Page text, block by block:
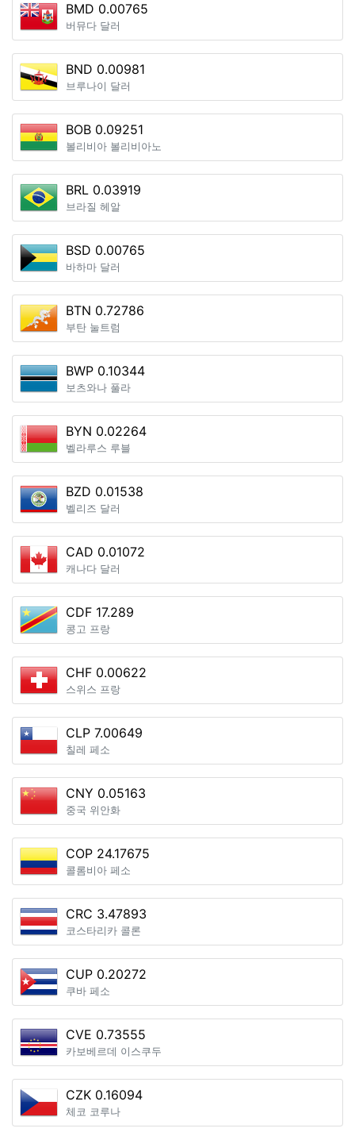
BMD 0.00765
버뮤다 달러
BND 0.00981
브루나이 달러
BOB 0.09251
볼리비아 볼리비아노
BRL 0.03919
브라질 헤알
BSD 0.00765
바하마 달러
BTN 0.72786
부탄 눌트럼
BWP 0.10344
보츠와나 풀라
BYN 0.02264
벨라루스 루블
BZD 0.01538
벨리즈 달러
CAD 0.01072
캐나다 달러
CDF 17.289
콩고 프랑
CHF 0.00622
스위스 프랑
CLP 7.00649
칠레 페소
CNY 0.05163
중국 위안화
COP 24.17675
콜롬비아 페소
CRC 3.47893
코스타리카 콜론
CUP 0.20272
쿠바 페소
CVE 0.73555
카보베르데 이스쿠두
CZK 0.16094
체코 코루나